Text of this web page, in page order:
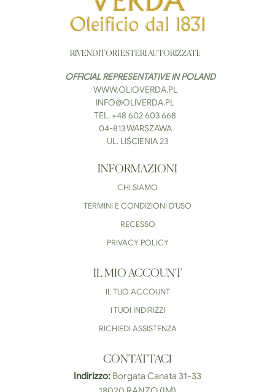
RIVENDITORI ESTERI AUTORIZZATI:
OFFICIAL REPRESENTATIVE IN POLAND
WWW.OLIOVERDA.PL
INFO@OLIVERDA.PL
ТEL. +48 602 603 668
04-813 WARSZAWA
UL. LIŚCIENIA 23
INFORMAZIONI
CHI SIAMO
TERMINI E CONDIZIONI D'USO
RECESSO
PRIVACY POLICY
IL MIO ACCOUNT
IL TUO ACCOUNT
I TUOI INDIRIZZI
RICHIEDI ASSISTENZA
CONTATTACI
Indirizzo: Borgata Canata 31-33